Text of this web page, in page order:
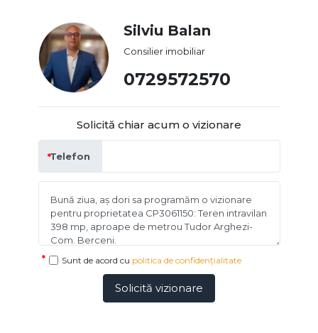
Silviu Balan
Consilier imobiliar
0729572570
Solicită chiar acum o vizionare
Telefon
Sunt de acord cu politica de confidențialitate
Solicită vizionare